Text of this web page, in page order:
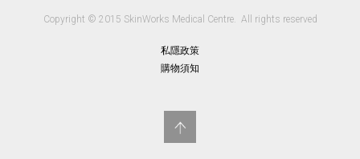
Copyright © 2015 SkinWorks Medical Centre. All rights reserved
私隱政策
購物須知